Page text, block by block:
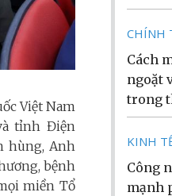
Việt Nam
tỉnh Điện
hùng, Anh
bệnh
miền Tổ
CHÍNH
Cách
ngoặt
trong
KINH
Công
mạnh